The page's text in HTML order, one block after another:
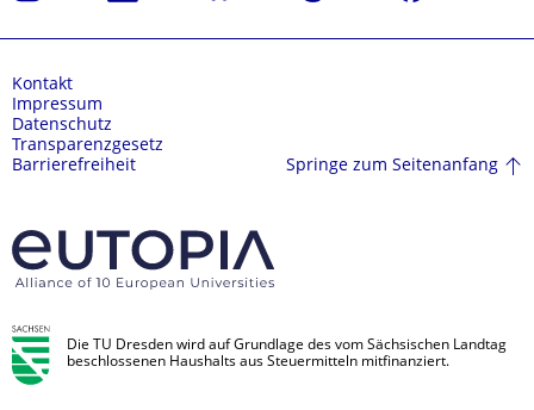
Kontakt
Impressum
Datenschutz
Transparenzgesetz
Barrierefreiheit
Springe zum Seitenanfang
Die TU Dresden wird auf Grundlage des vom Sächsischen Landtag
beschlossenen Haushalts aus Steuermitteln mitfinanziert.